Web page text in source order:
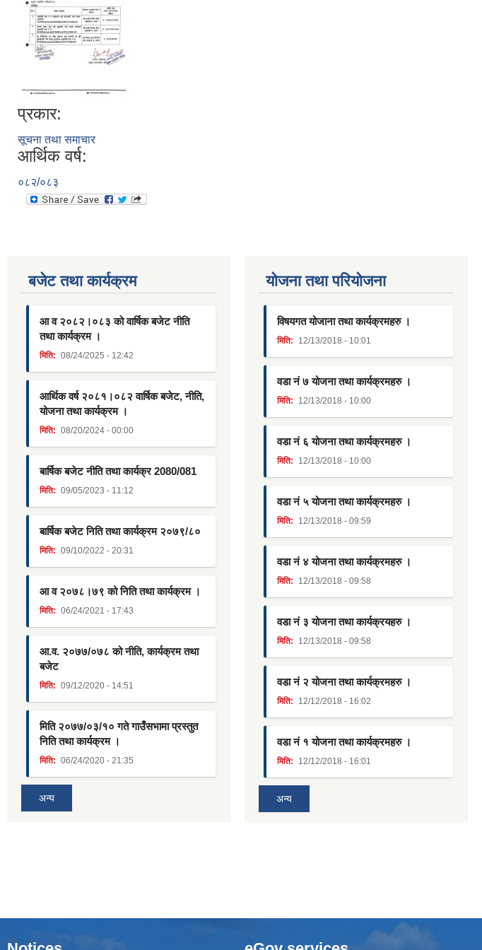
प्रकार:
सूचना तथा समाचार
आर्थिक वर्ष:
०८२/०८३
बजेट तथा कार्यक्रम
आ व २०८२।०८३ को वार्षिक बजेट नीति
तथा कार्यक्रम ।
मिति: 08/24/2025 - 12:42
आर्थिक वर्ष २०८१।०८२ वार्षिक बजेट, नीति,
योजना तथा कार्यक्रम ।
मिति: 08/20/2024 - 00:00
बार्षिक बजेट नीति तथा कार्यक्र 2080/081
मिति: 09/05/2023 - 11:12
बार्षिक बजेट निति तथा कार्यक्रम २०७९/८०
मिति: 09/10/2022 - 20:31
आ व २०७८।७९ को निति तथा कार्यक्रम ।
मिति: 06/24/2021 - 17:43
आ.व. २०७७/०७८ को नीति, कार्यक्रम तथा
बजेट
मिति: 09/12/2020 - 14:51
मिति २०७७/०३/१० गते गाउँसभामा प्रस्तुत
निति तथा कार्यक्रम ।
मिति: 06/24/2020 - 21:35
अन्य
याेजना तथा परियाेजना
विषयगत योजाना तथा कार्यक्रमहरु ।
मिति: 12/13/2018 - 10:01
वडा नं ७ योजना तथा कार्यक्रमहरु ।
मिति: 12/13/2018 - 10:00
वडा नं ६ योजना तथा कार्यक्रमहरु ।
मिति: 12/13/2018 - 10:00
वडा नं ५ योजना तथा कार्यक्रमहरु ।
मिति: 12/13/2018 - 09:59
वडा नं ४ योजना तथा कार्यक्रमहरु ।
मिति: 12/13/2018 - 09:58
वडा नं ३ योजना तथा कार्यक्रयहरु ।
मिति: 12/13/2018 - 09:58
वडा नं २ योजना तथा कार्यक्रमहरु ।
मिति: 12/12/2018 - 16:02
वडा नं १ योजना तथा कार्यक्रमहरु ।
मिति: 12/12/2018 - 16:01
अन्य